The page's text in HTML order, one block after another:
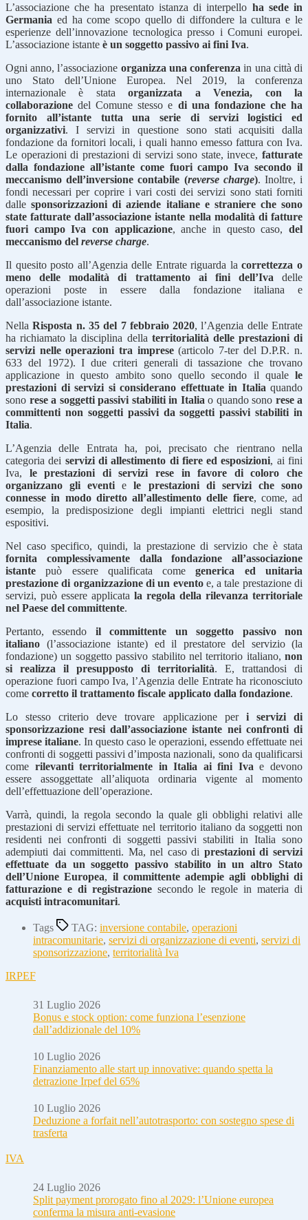
L’associazione che ha presentato istanza di interpello ha sede in
Germania ed ha come scopo quello di diffondere la cultura e le
esperienze dell’innovazione tecnologica presso i Comuni europei.
L’associazione istante è un soggetto passivo ai fini Iva.
Ogni anno, l’associazione organizza una conferenza in una città di
uno Stato dell’Unione Europea. Nel 2019, la conferenza
internazionale è stataorganizzata a Venezia, con la
collaborazione del Comune stesso e di una fondazione che ha
fornito all’istante tutta una serie di servizi logistici ed
organizzativi. I servizi in questione sono stati acquisiti dalla
fondazione da fornitori locali, i quali hanno emesso fattura con Iva.
Le operazioni di prestazioni di servizi sono state, invece, fatturate
dalla fondazione all’istante come fuori campo Iva secondo il
meccanismo dell’inversione contabile (reverse charge). Inoltre, i
fondi necessari per coprire i vari costi dei servizi sono stati forniti
dallesponsorizzazioni di aziende italiane e straniere che sono
state fatturate dall’associazione istante nella modalità di fatture
fuori campo Iva con applicazione, anche in questo caso, del
meccanismo del reverse charge.
Il quesito posto all’Agenzia delle Entrate riguarda lacorrettezza o
meno delle modalità di trattamento ai fini dell’Iva delle
operazioni poste in essere dalla fondazione italiana e
dall’associazione istante.
NellaRisposta n. 35 del 7 febbraio 2020, l’Agenzia delle Entrate
ha richiamato la disciplina della territorialità delle prestazioni di
servizi nelle operazioni tra imprese(articolo 7-ter del D.P.R. n.
633 del 1972). I due criteri generali di tassazione che trovano
applicazione in questo ambito sono quello secondo il quale le
prestazioni di servizi si considerano effettuate in Italia quando
sono rese a soggetti passivi stabiliti in Italia o quando sono rese a
committenti non soggetti passivi da soggetti passivi stabiliti in
Italia.
L’Agenzia delle Entrata ha, poi, precisato che rientrano nella
categoria dei servizi di allestimento di fiere ed esposizioni, ai fini
Iva, le prestazioni di servizi rese in favore di coloro che
organizzano gli eventi ele prestazioni di servizi che sono
connesse in modo diretto all’allestimento delle fiere, come, ad
esempio, la predisposizione degli impianti elettrici negli stand
espositivi.
Nel caso specifico, quindi, la prestazione di servizio che è stata
fornita complessivamente dalla fondazione all’associazione
istante può essere qualificata comegenerica ed unitaria
prestazione di organizzazione di un eventoe, a tale prestazione di
servizi, può essere applicata la regola della rilevanza territoriale
nel Paese del committente.
Pertanto, essendo il committente un soggetto passivo non
italiano (l’associazione istante) ed il prestatore del servizio (la
fondazione) un soggetto passivo stabilito nel territorio italiano, non
si realizza il presupposto di territorialità. E, trattandosi di
operazione fuori campo Iva, l’Agenzia delle Entrate ha riconosciuto
come corretto il trattamento fiscale applicato dalla fondazione.
Lo stesso criterio deve trovare applicazione per i servizi di
sponsorizzazione resi dall’associazione istante nei confronti di
imprese italiane. In questo caso le operazioni, essendo effettuate nei
confronti di soggetti passivi d’imposta nazionali, sono da qualificarsi
come rilevanti territorialmente in Italia ai fini Iva e devono
essere assoggettate all’aliquota ordinaria vigente al momento
dell’effettuazione dell’operazione.
Varrà, quindi, la regola secondo la quale gli obblighi relativi alle
prestazioni di servizi effettuate nel territorio italiano da soggetti non
residenti nei confronti di soggetti passivi stabiliti in Italia sono
adempiuti dai committenti. Ma, nel caso di prestazioni di servizi
effettuate da un soggetto passivo stabilito in un altro Stato
dell’Unione Europea, il committente adempie agli obblighi di
fatturazione e di registrazionesecondo le regole in materia di
acquisti intracomunitari.
Tags TAG: inversione contabile, operazioni
intracomunitarie, servizi di organizzazione di eventi, servizi di
sponsorizzazione, territorialità Iva
IRPEF
31 Luglio 2026
Bonus e stock option: come funziona l’esenzione
dall’addizionale del 10%
10 Luglio 2026
Finanziamento alle start up innovative: quando spetta la
detrazione Irpef del 65%
10 Luglio 2026
Deduzione a forfait nell’autotrasporto: con sostegno spese di
trasferta
IVA
24 Luglio 2026
Split payment prorogato fino al 2029: l’Unione europea
conferma la misura anti-evasione